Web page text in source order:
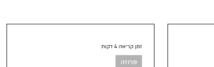
פרוזה
זמן קריאה 4 דקות